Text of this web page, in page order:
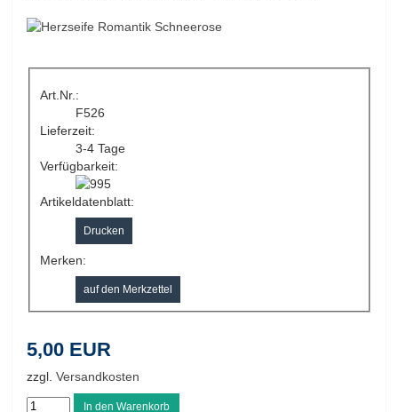
Art.Nr.:
F526
Lieferzeit:
3-4 Tage
Verfügbarkeit:
Artikeldatenblatt:
Drucken
Merken:
5,00 EUR
zzgl. Versandkosten